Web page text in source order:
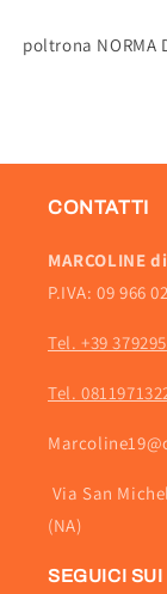
poltrona NORMA
CONTATTI
MARCOLINE
P.IVA: 09 966
Tel. +39
Tel.
Via San
(NA)
SEGUICI